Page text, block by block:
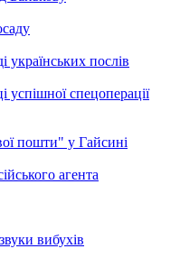
українських послів
спецоперації
пошти" у Гайсині
агента
вибухів